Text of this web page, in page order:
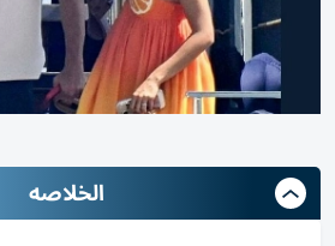
الخلاصه